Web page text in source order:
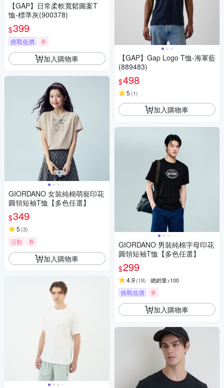
【GAP】日常柔軟寬鬆圖案T
恤-標準灰(900378)
$399
挑戰低價 券
加入購物車
GIORDANO 女裝純棉萌寵印花
圓領短袖T恤【多色任選】
$349
5 (3)
活動 券
加入購物車
【GAP】Gap Logo T恤-海軍藍
(889483)
$498
5 (1)
加入購物車
GIORDANO 男裝純棉字母印花
圓領短袖T恤【多色任選】
$299
4.9 (18) 總銷量>100
挑戰低價 券
加入購物車